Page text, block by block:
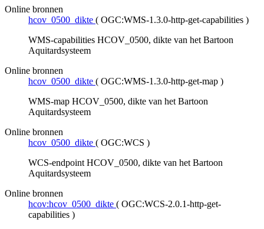
Online bronnen
hcov_0500_dikte ( OGC:WMS-1.3.0-http-get-capabilities )
WMS-capabilities HCOV_0500, dikte van het Bartoon
Aquitardsysteem
Online bronnen
hcov_0500_dikte ( OGC:WMS-1.3.0-http-get-map )
WMS-map HCOV_0500, dikte van het Bartoon
Aquitardsysteem
Online bronnen
hcov_0500_dikte ( OGC:WCS )
WCS-endpoint HCOV_0500, dikte van het Bartoon
Aquitardsysteem
Online bronnen
hcov:hcov_0500_dikte ( OGC:WCS-2.0.1-http-get-
capabilities )